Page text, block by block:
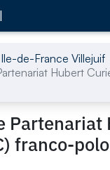
Ile-de-France Villejuif
Hubert
Partenariat
franco-